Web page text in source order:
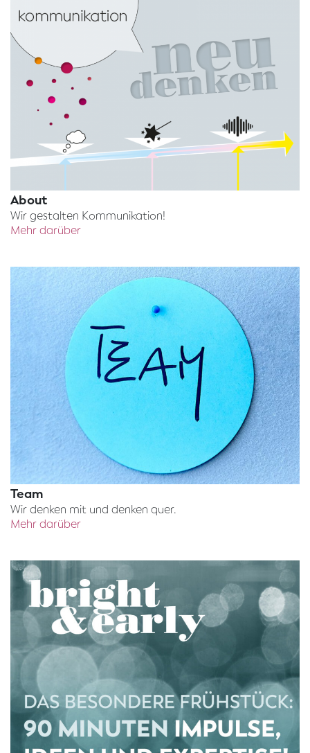
About
Wir gestalten Kommunikation!
Mehr darüber
Team
Wir denken mit und denken quer.
Mehr darüber